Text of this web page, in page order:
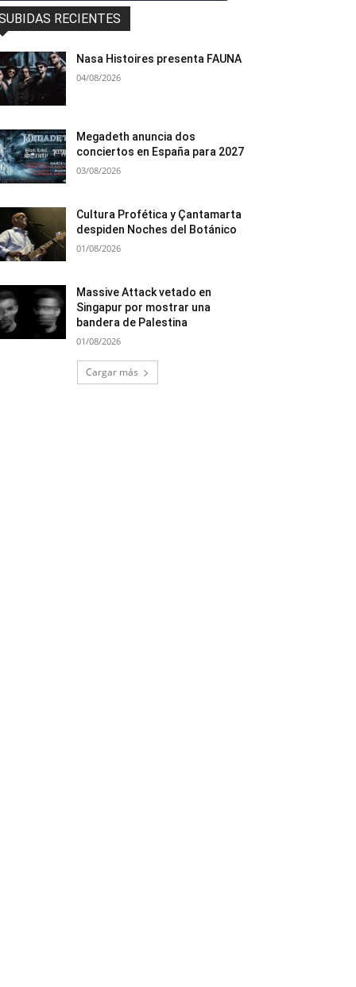
RECIENTES
Nasa Histoires presenta FAUNA
04/08/2026
Megadeth anuncia dos
conciertos en España para 2027
03/08/2026
Cultura Profética y Çantamarta
despiden Noches del Botánico
01/08/2026
Massive Attack vetado en
Singapur por mostrar una
bandera de Palestina
01/08/2026
Cargar más